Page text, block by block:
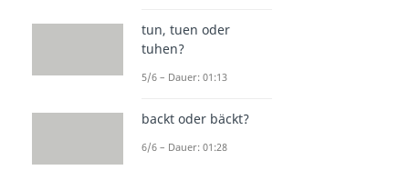
tun, tuen oder
tuhen?
5/6 – Dauer: 01:13
backt oder bäckt?
6/6 – Dauer: 01:28